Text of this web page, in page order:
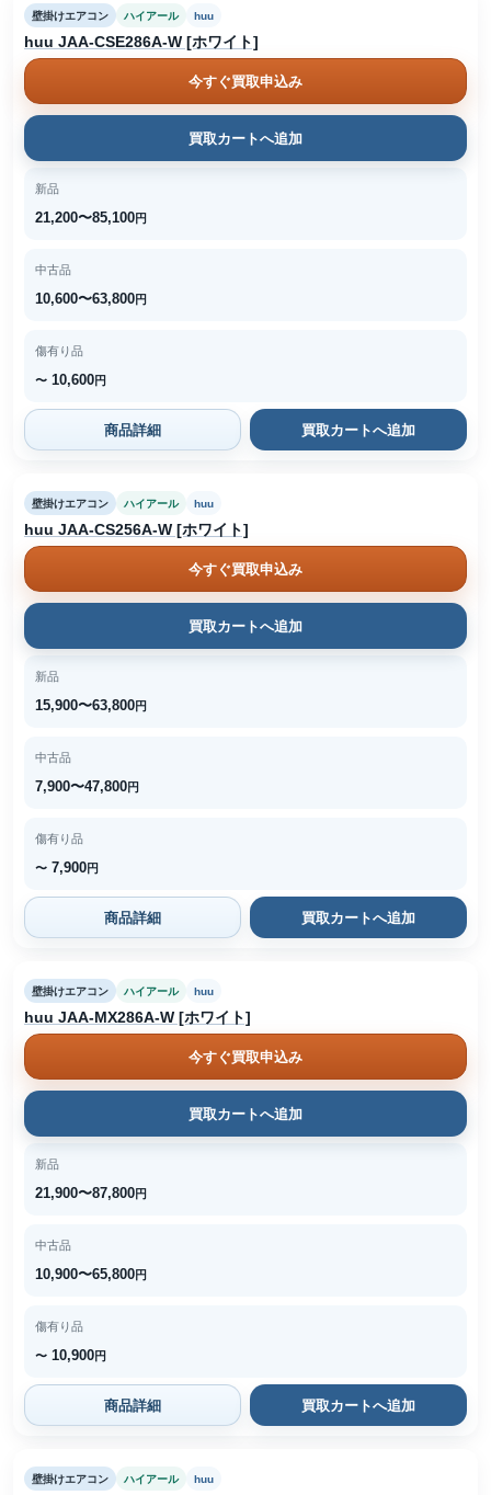
壁掛けエアコン ハイアール huu
huu JAA-CSE286A-W [ホワイト]
今すぐ買取申込み
買取カートへ追加
新品
21,200〜85,100円
中古品
10,600〜63,800円
傷有り品
〜 10,600円
商品詳細 買取カートへ追加
壁掛けエアコン ハイアール huu
huu JAA-CS256A-W [ホワイト]
今すぐ買取申込み
買取カートへ追加
新品
15,900〜63,800円
中古品
7,900〜47,800円
傷有り品
〜 7,900円
商品詳細 買取カートへ追加
壁掛けエアコン ハイアール huu
huu JAA-MX286A-W [ホワイト]
今すぐ買取申込み
買取カートへ追加
新品
21,900〜87,800円
中古品
10,900〜65,800円
傷有り品
〜 10,900円
商品詳細 買取カートへ追加
壁掛けエアコン ハイアール huu